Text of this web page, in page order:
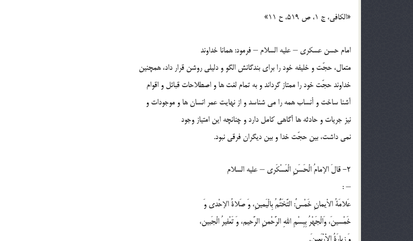
«الكافي، ج 1، ص 519، ح 11»
امام حسن عسكري – عليه السلام – فرمود: همانا خداوند
متعال، حجّت و خليفه خود را براي بندگانش الگو و دليلي روشن قرار داد، همچنين
خداوند حجّت خود را ممتاز گرداند و به تمام لغت ها و اصطلاحات قبائل و اقوام
آشنا ساخت و أنساب همه را مي شناسد و از نهايت عمر انسان ها و موجودات و
نيز جريات و حادثه ها آگاهي كامل دارد و چنانچه اين امتياز وجود
نمي داشت، بين حجّت خدا و بين ديگران فرقي نبود.
2- قالَ الإمامُ الْحَسَنِ الْعَسْكَري – عليه السلام
– :
عَلامَةُ الاْيمانِ خَمْسٌ: التَّخَتُّمُ بِالْيَمينِ، وَ صَلاةُ الإحْدي وَ
خَمْسينَ، وَالْجَهْرُ بِبِسْمِ اللهِ الرَّحْمنِ الرَّحيم، وَ تَعْفيرُ الْجَبين،